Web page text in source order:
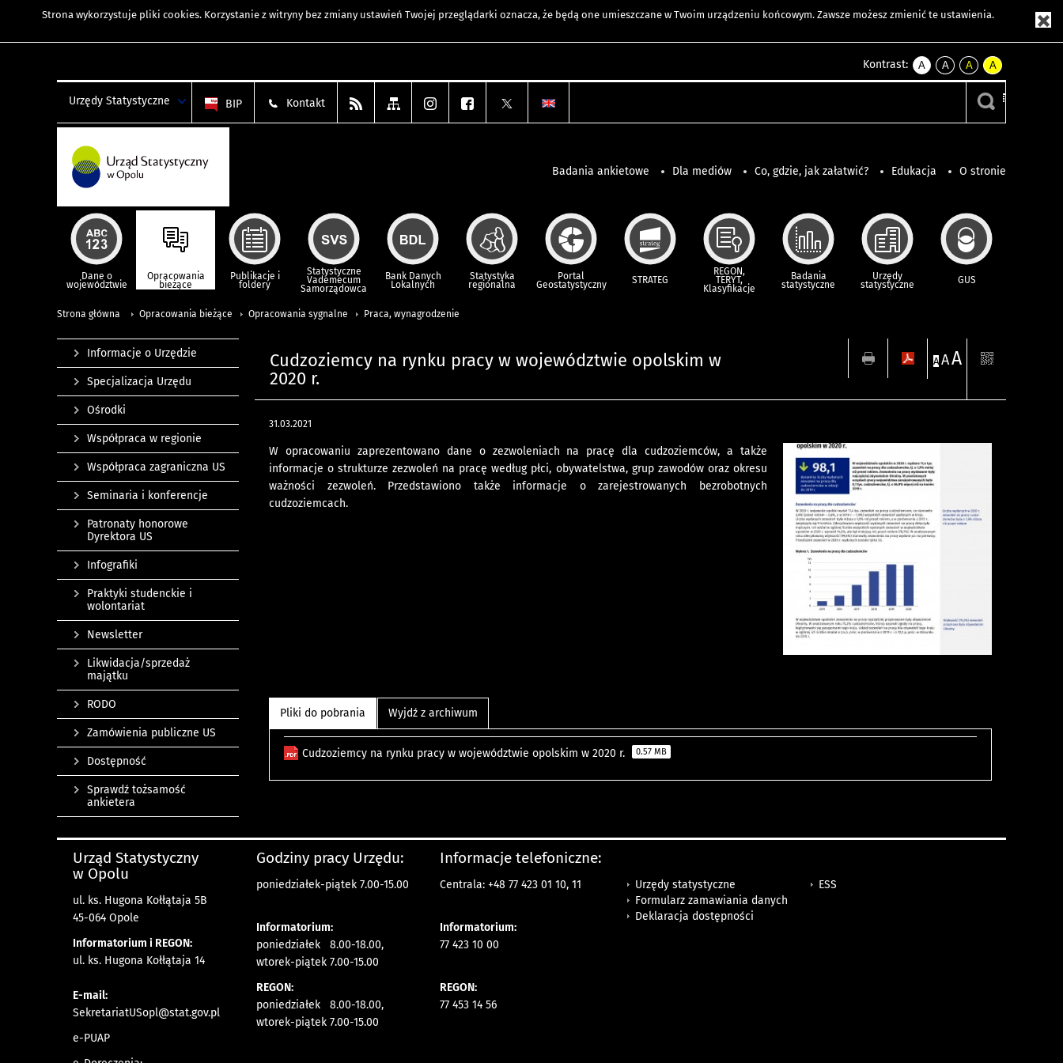
Strona wykorzystuje pliki cookies. Korzystanie z witryny bez zmiany ustawień Twojej przeglądarki oznacza, że będą one umieszczane w Twoim urządzeniu końcowym. Zawsze możesz zmienić te ustawienia.
Kontrast:
A
kontrast
A
kontrast
czarnym
A
kontrast
żółty
tekst
czarnym
A
kontrast
czarny
tekst
żółtym
Urzędy Statystyczne BIP Kontakt
Badania ankietowe Dla mediów Co, gdzie, jak załatwić? Edukacja O stronie
Dane o
województwie
Opracowania
bieżące
Publikacje i
foldery
Statystyczne
Vademecum
Samorządowca
Bank Danych
Lokalnych
Statystyka
regionalna
Portal
Geostatystyczny STRATEG
REGON,
TERYT,
Klasyfikacje
Badania
statystyczne
Urzędy
statystyczne GUS
Strona główna Opracowania bieżące Opracowania sygnalne Praca, wynagrodzenie
Cudzoziemcy na rynku pracy w województwie opolskim w
2020 r.
A AA
31.03.2021
W opracowaniu zaprezentowano dane o zezwoleniach na pracę dla cudzoziemców, a także
informacje o strukturze zezwoleń na pracę według płci, obywatelstwa, grup zawodów oraz okresu
ważności zezwoleń. Przedstawiono także informacje o zarejestrowanych bezrobotnych
cudzoziemcach.
Pliki do pobrania Wyjdź z archiwum
Cudzoziemcy na rynku pracy w województwie opolskim w 2020 r. 0.57 MB
Informacje o Urzędzie
Specjalizacja Urzędu
Ośrodki
Współpraca w regionie
Współpraca zagraniczna US
Seminaria i konferencje
Patronaty honorowe
Dyrektora US
Infografiki
Praktyki studenckie i
wolontariat
Newsletter
Likwidacja/sprzedaż
majątku
RODO
Zamówienia publiczne US
Dostępność
Sprawdź tożsamość
ankietera
Urząd Statystyczny
w Opolu
ul. ks. Hugona Kołłątaja 5B
45-064 Opole
Informatorium i REGON:
ul. ks. Hugona Kołłątaja 14
E-mail:
SekretariatUSopl@stat.gov.pl
e-PUAP
Godziny pracy Urzędu:
poniedziałek-piątek 7.00-15.00
Informatorium:
poniedziałek 8.00-18.00,
wtorek-piątek 7.00-15.00
REGON:
poniedziałek 8.00-18.00,
wtorek-piątek 7.00-15.00
Informacje telefoniczne:
Centrala: +48 77 423 01 10, 11
Informatorium:
77 423 10 00
REGON:
77 453 14 56
Urzędy statystyczne
Formularz zamawiania danych
Deklaracja dostępności
ESS